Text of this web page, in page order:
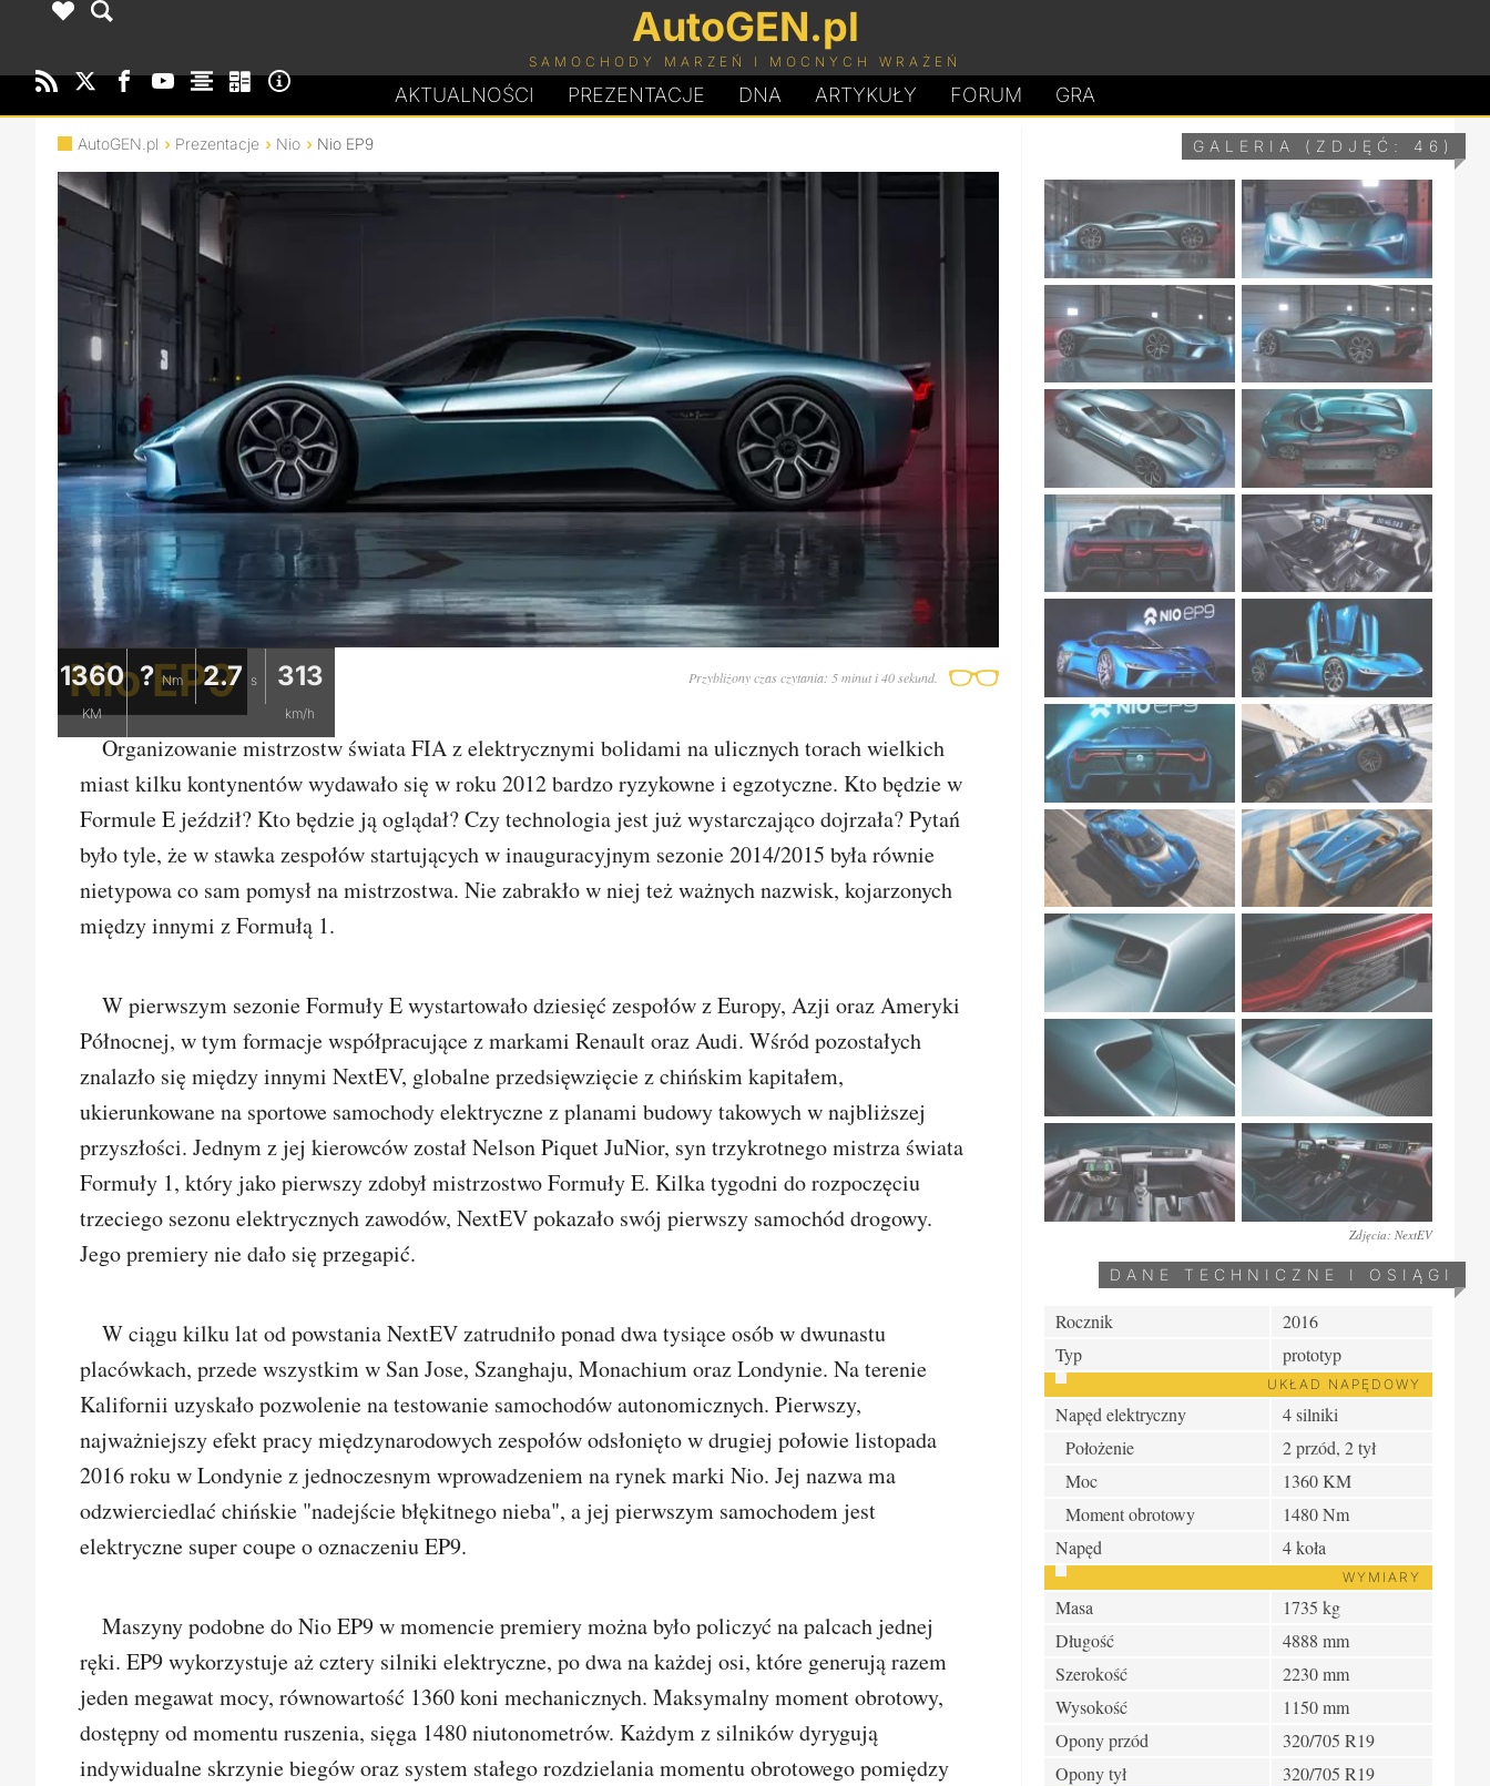
AutoGEN.pl
SAMOCHODY MARZEŃ I MOCNYCH WRAŻEŃ
AKTUALNOŚCI PREZENTACJE DNA ARTYKUŁY FORUM GRA
AutoGEN.pl Prezentacje Nio Nio EP9
Nio EP9
1360
KM
? Nm 2.7 s 313
km/h
Przybliżony czas czytania: 5 minut i 40 sekund.
Organizowanie mistrzostw świata FIA z elektrycznymi bolidami na ulicznych torach wielkich
miast kilku kontynentów wydawało się w roku 2012 bardzo ryzykowne i egzotyczne. Kto będzie w
Formule E jeździł? Kto będzie ją oglądał? Czy technologia jest już wystarczająco dojrzała? Pytań
było tyle, że w stawka zespołów startujących w inauguracyjnym sezonie 2014/2015 była równie
nietypowa co sam pomysł na mistrzostwa. Nie zabrakło w niej też ważnych nazwisk, kojarzonych
między innymi z Formułą 1.
W pierwszym sezonie Formuły E wystartowało dziesięć zespołów z Europy, Azji oraz Ameryki
Północnej, w tym formacje współpracujące z markami Renault oraz Audi. Wśród pozostałych
znalazło się między innymi NextEV, globalne przedsięwzięcie z chińskim kapitałem,
ukierunkowane na sportowe samochody elektryczne z planami budowy takowych w najbliższej
przyszłości. Jednym z jej kierowców został Nelson Piquet JuNior, syn trzykrotnego mistrza świata
Formuły 1, który jako pierwszy zdobył mistrzostwo Formuły E. Kilka tygodni do rozpoczęciu
trzeciego sezonu elektrycznych zawodów, NextEV pokazało swój pierwszy samochód drogowy.
Jego premiery nie dało się przegapić.
W ciągu kilku lat od powstania NextEV zatrudniło ponad dwa tysiące osób w dwunastu
placówkach, przede wszystkim w San Jose, Szanghaju, Monachium oraz Londynie. Na terenie
Kalifornii uzyskało pozwolenie na testowanie samochodów autonomicznych. Pierwszy,
najważniejszy efekt pracy międzynarodowych zespołów odsłonięto w drugiej połowie listopada
2016 roku w Londynie z jednoczesnym wprowadzeniem na rynek marki Nio. Jej nazwa ma
odzwierciedlać chińskie "nadejście błękitnego nieba", a jej pierwszym samochodem jest
elektryczne super coupe o oznaczeniu EP9.
Maszyny podobne do Nio EP9 w momencie premiery można było policzyć na palcach jednej
ręki. EP9 wykorzystuje aż cztery silniki elektryczne, po dwa na każdej osi, które generują razem
jeden megawat mocy, równowartość 1360 koni mechanicznych. Maksymalny moment obrotowy,
dostępny od momentu ruszenia, sięga 1480 niutonometrów. Każdym z silników dyrygują
indywidualne skrzynie biegów oraz system stałego rozdzielania momentu obrotowego pomiędzy
GALERIA (ZDJĘĆ: 46)
Zdjęcia: NextEV
DANE TECHNICZNE I OSIĄGI
Rocznik
2016
Typ
prototyp
UKŁAD NAPĘDOWY
Napęd elektryczny
4 silniki
Położenie
2 przód, 2 tył
Moc
1360 KM
Moment obrotowy
1480 Nm
Napęd
4 koła
WYMIARY
Masa
1735 kg
Długość
4888 mm
Szerokość
2230 mm
Wysokość
1150 mm
Opony przód
320/705 R19
Opony tył
320/705 R19